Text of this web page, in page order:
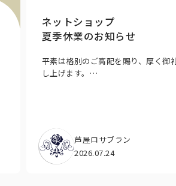
ネットショップ
夏季休業のお知らせ
平素は格別のご高配を賜り、厚く御
し上げます。…
芦屋ロサブラン
2026.07.24